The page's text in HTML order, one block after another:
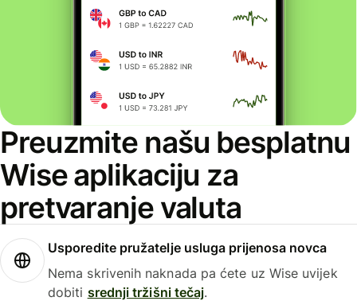
Preuzmite našu besplatnu
Wise aplikaciju za
pretvaranje valuta
Usporedite pružatelje usluga prijenosa novca
Nema skrivenih naknada pa ćete uz Wise uvijek
dobiti srednji tržišni tečaj.